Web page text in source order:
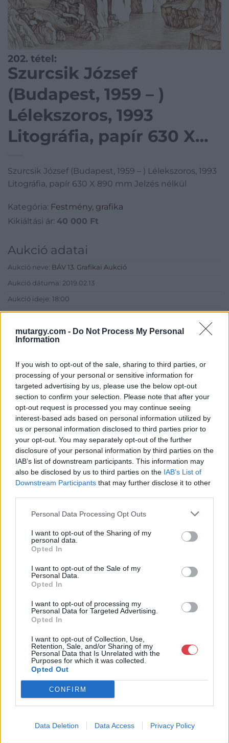
mutargy.com - Do Not Process My Personal
Information
If you wish to opt-out of the sale, sharing to third parties, or
processing of your personal or sensitive information for
targeted advertising by us, please use the below opt-out
section to confirm your selection. Please note that after your
opt-out request is processed you may continue seeing
interest-based ads based on personal information utilized by
us or personal information disclosed to third parties prior to
your opt-out. You may separately opt-out of the further
disclosure of your personal information by third parties on the
IAB’s list of downstream participants. This information may
also be disclosed by us to third parties on the IAB’s List of
Downstream Participants that may further disclose it to other
Personal Data Processing Opt Outs
I want to opt-out of the Sharing of my
personal data.
Opted In
I want to opt-out of the Sale of my
Personal Data.
Opted In
I want to opt-out of processing my
Personal Data for Targeted Advertising.
Opted In
I want to opt-out of Collection, Use,
Retention, Sale, and/or Sharing of my
Personal Data that Is Unrelated with the
Purposes for which it was collected.
Opted Out
CONFIRM
Data Deletion Data Access Privacy Policy
202. tétel:
Szurcsik József
(Budapest, 1959 – )
Lélekszoros, 1993
Litográfia, papír 630 X
Szurcsik József (Budapest, 1959 – ) Lélekszoros, 1993
Litográfia, papír 630 X 890 mm Jelzés nélkül
Kategória: Festmény, grafika
Kikiáltási ár: 40 000 Ft
Aukció adatai
Aukció neve: BÁV 13. Grafikai Aukció
Aukció dátuma: 2019.02.13
Aukció ideje: 18:00
Aukció helye: BÁV Aukciósház Apszisterem (1052 Budapest,
Tételszám: 202
Eladó adatai
Eladó: BÁV ART Aukciósház és
Galéria
Cím: BÁV ZRt.
1027 Budapest, Csalogány u.
23-33.
Telefon: (06 1) 331 0513
Weboldal:http://bav-art.hu
Bemutatkozás: Az ország legnagyobb múltú, 240 esztendeje
megbízhatóságával hagyományosan a magyar
megújult BÁV Aukciósház mára a magyarországi
műkereskedelem egyik legfontosabb színterévé, kereskedelmi
műkereskedelmi üzlethálózatával rendelkező BÁV ZRt.
felkészült munkatársai a hét hat napján állnak a műtárgyat
eladni, vagy venni kívánók rendelkezésére.
GALÉRIA TOVÁBBI MŰTÁRGYAI